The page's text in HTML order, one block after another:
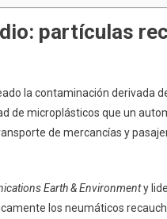
partículas
la contaminación derivada
de microplásticos que un
de mercancías y
Earth & Environmenty
los neumáticos